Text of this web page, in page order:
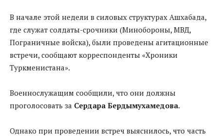
В начале этой недели в силовых структурах Ашхабада,
где служат солдаты-срочники (Минобороны, МВД,
Пограничные войска), были проведены агитационные
встречи, сообщают корреспонденты «Хроники
Туркменистана».
Военнослужащим сообщили, что они должны
проголосовать за Сердара Бердымухамедова.
Однако при проведении встреч выяснилось, что часть